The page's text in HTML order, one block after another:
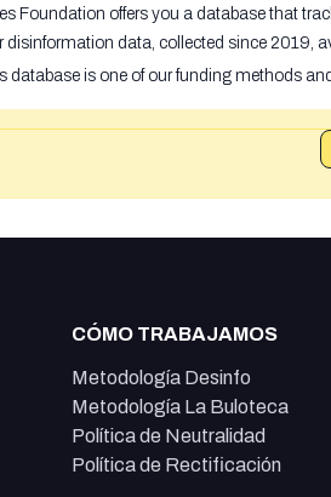
Foundation offers you a database that
disinformation data, collected since 2019,
database is one of our funding methods
CÓMO TRABAJAMOS
Metodología Desinfo
Metodología La Buloteca
Política de Neutralidad
Política de Rectificación